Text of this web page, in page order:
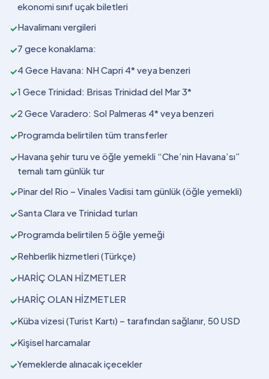
ekonomi sınıf uçak biletleri
✓Havalimanı vergileri
✓7 gece konaklama:
✓4 Gece Havana: NH Capri 4* veya benzeri
✓1 Gece Trinidad: Brisas Trinidad del Mar 3*
✓2 Gece Varadero: Sol Palmeras 4* veya benzeri
✓Programda belirtilen tüm transferler
✓Havana şehir turu ve öğle yemekli “Che’nin Havana’sı”
temalı tam günlük tur
✓Pinar del Rio – Vinales Vadisi tam günlük (öğle yemekli)
✓Santa Clara ve Trinidad turları
✓Programda belirtilen 5 öğle yemeği
✓Rehberlik hizmetleri (Türkçe)
✓HARİÇ OLAN HİZMETLER
✓HARİÇ OLAN HİZMETLER
✓Küba vizesi (Turist Kartı) – tarafından sağlanır, 50 USD
✓Kişisel harcamalar
✓Yemeklerde alınacak içecekler